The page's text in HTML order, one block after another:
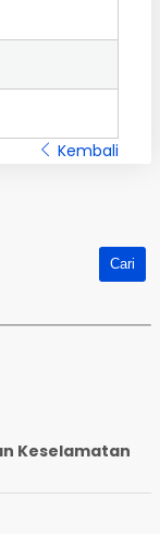
Kembali
Keselamatan